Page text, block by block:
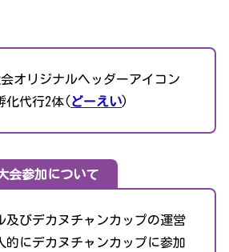
オリジナルヘッダーアイコン
化代行2体( どーえい)
会参加について
及びデカヌチャンカップの運営
的にデカヌチャンカップに参加